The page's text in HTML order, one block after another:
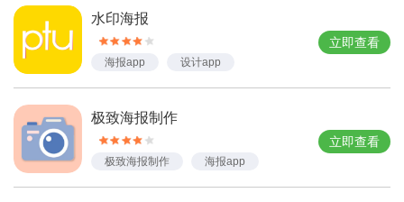
水印海报
海报app
设计app
水印海报
立即查看
极致海报制作
极致海报制作 海报app
立即查看